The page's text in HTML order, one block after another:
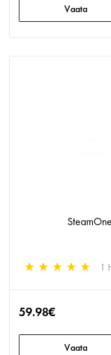
Vaata
1
59.98€
Vaata